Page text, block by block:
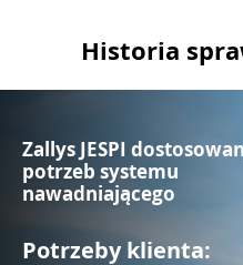
Historia
Zallys JESPI
potrzeb systemu
nawadniającego
Potrzeby klienta: